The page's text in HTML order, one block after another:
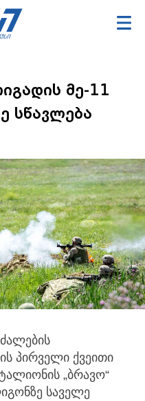
მე-11
სწავლება
პირველი ქვეითი
„ბრავო“
საველე